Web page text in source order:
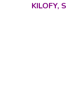
KILOFY,